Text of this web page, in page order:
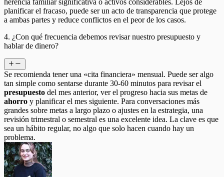
herencia familiar significativa o activos considerables. Lejos de
planificar el fracaso, puede ser un acto de transparencia que protege
a ambas partes y reduce conflictos en el peor de los casos.
4. ¿Con qué frecuencia debemos revisar nuestro presupuesto y
hablar de dinero?
Se recomienda tener una «cita financiera» mensual. Puede ser algo
tan simple como sentarse durante 30-60 minutos para revisar el
presupuesto del mes anterior, ver el progreso hacia sus metas de
ahorro y planificar el mes siguiente. Para conversaciones más
grandes sobre metas a largo plazo o ajustes en la estrategia, una
revisión trimestral o semestral es una excelente idea. La clave es que
sea un hábito regular, no algo que solo hacen cuando hay un
problema.